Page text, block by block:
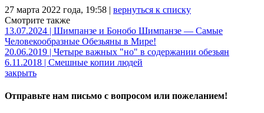
27 марта 2022 года, 19:58 | вернуться к списку
Смотрите также
13.07.2024 | Шимпанзе и Бонобо Шимпанзе — Самые
Человекообразные Обезьяны в Мире!
20.06.2019 | Четыре важных "но" в содержании обезьян
6.11.2018 | Смешные копии людей
закрыть
Отправьте нам письмо с вопросом или пожеланием!